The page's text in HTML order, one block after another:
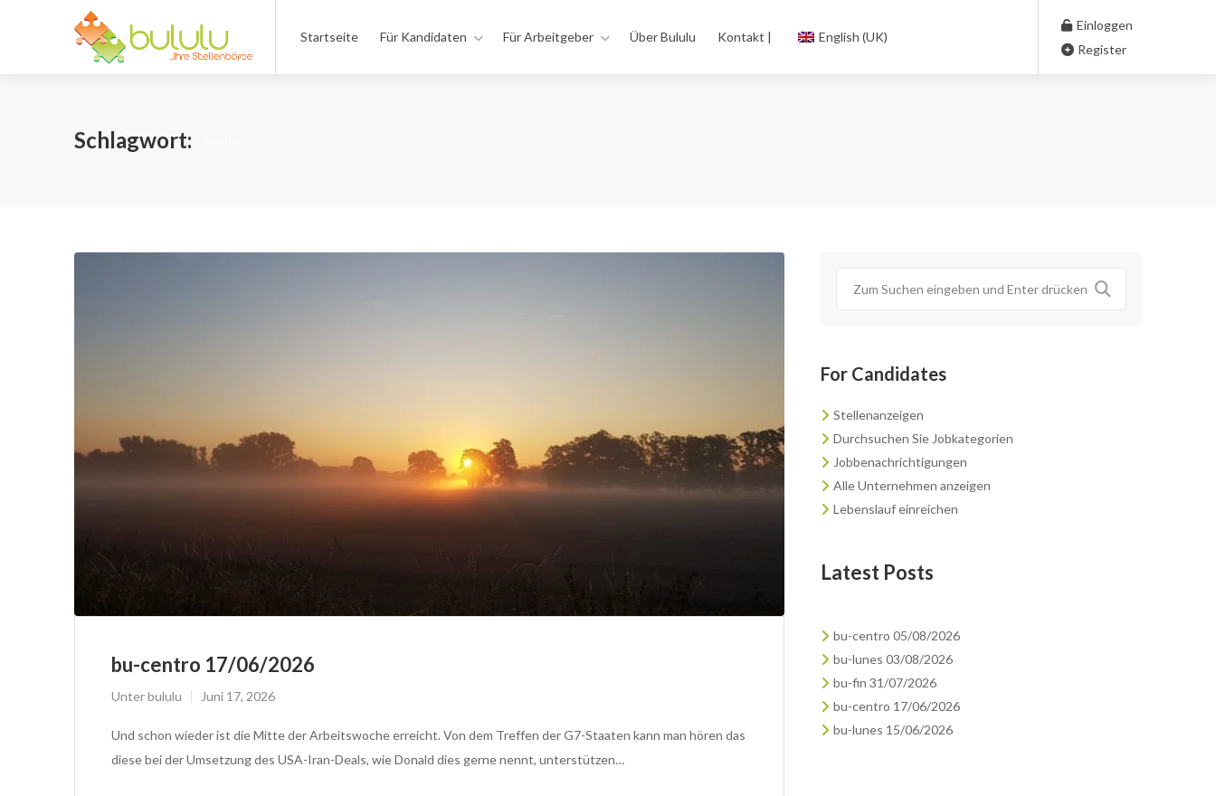
Startseite Für Kandidaten Für Arbeitgeber Über Bululu Kontakt | English (UK)
Einloggen
Register
Schlagwort:
bu-centro 17/06/2026
Unterbululu Juni 17, 2026
Und schon wieder ist die Mitte der Arbeitswoche erreicht. Von dem Treffen der G7-Staaten kann man hören das
diese bei der Umsetzung des USA-Iran-Deals, wie Donald dies gerne nennt, unterstützen…
For Candidates
Stellenanzeigen
Durchsuchen Sie Jobkategorien
Jobbenachrichtigungen
Alle Unternehmen anzeigen
Lebenslauf einreichen
Latest Posts
bu-centro 05/08/2026
bu-lunes 03/08/2026
bu-fin 31/07/2026
bu-centro 17/06/2026
bu-lunes 15/06/2026